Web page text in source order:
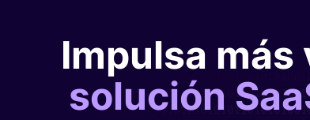
Impulsa más
solución